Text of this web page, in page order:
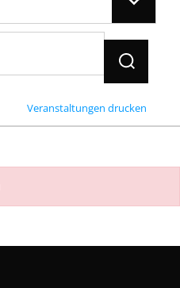
Jetzt
Veranstaltungen drucken